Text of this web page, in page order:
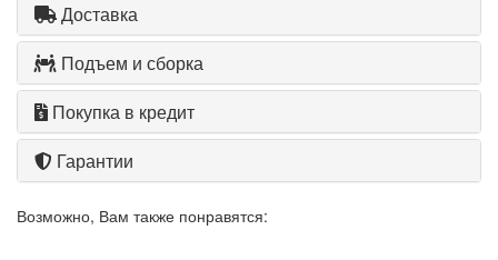
Доставка
Подъем и сборка
Покупка в кредит
Гарантии
Возможно, Вам также понравятся: